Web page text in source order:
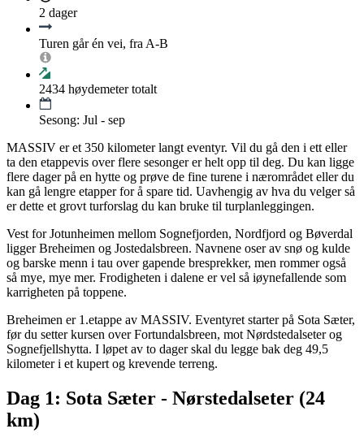
2 dager
Turen går én vei, fra A-B
2434 høydemeter totalt
Sesong: Jul - sep
MASSIV er et 350 kilometer langt eventyr. Vil du gå den i ett eller
ta den etappevis over flere sesonger er helt opp til deg. Du kan ligge
flere dager på en hytte og prøve de fine turene i nærområdet eller du
kan gå lengre etapper for å spare tid. Uavhengig av hva du velger så
er dette et grovt turforslag du kan bruke til turplanleggingen.
Vest for Jotunheimen mellom Sognefjorden, Nordfjord og Bøverdal
ligger Breheimen og Jostedalsbreen. Navnene oser av snø og kulde
og barske menn i tau over gapende bresprekker, men rommer også
så mye, mye mer. Frodigheten i dalene er vel så iøynefallende som
karrigheten på toppene.
Breheimen er 1.etappe av MASSIV. Eventyret starter på Sota Sæter,
før du setter kursen over Fortundalsbreen, mot Nørdstedalseter og
Sognefjellshytta. I løpet av to dager skal du legge bak deg 49,5
kilometer i et kupert og krevende terreng.
Dag 1: Sota Sæter - Nørstedalseter (24
km)